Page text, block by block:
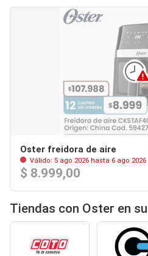
Oster freidora de aire
Válido: 5 ago 2026 hasta 6 ago 2026
$ 8.999,00
Tiendas con Oster en